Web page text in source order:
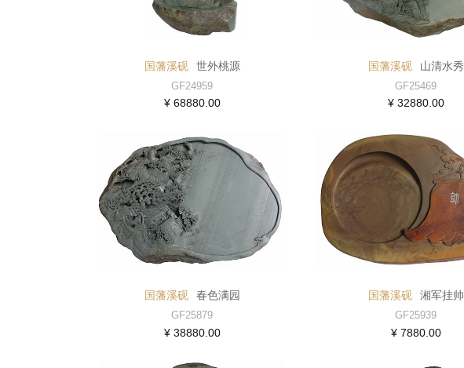
国藩溪砚 世外桃源
GF24959
¥ 68880.00
国藩溪砚 山清水秀
GF25469
¥ 32880.00
国藩溪砚 春色满园
GF25879
¥ 38880.00
国藩溪砚 湘军挂帅
GF25939
¥ 7880.00